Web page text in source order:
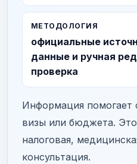
МЕТОДОЛОГИЯ
официальные
данные и ручная
проверка
Информация помогает
визы или бюджета.
налоговая,
консультация.